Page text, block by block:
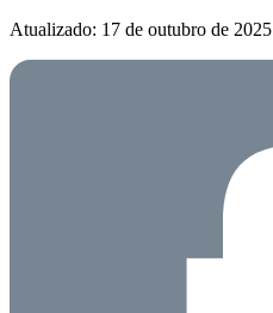
Atualizado: 17 de outubro de 2025